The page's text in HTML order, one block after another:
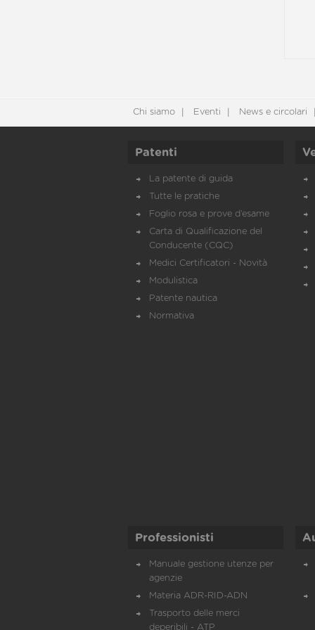
Chi siamo Eventi News e circolari
Patenti
La patente di guida
Tutte le pratiche
Foglio rosa e prove d’esame
Carta di Qualificazione del
Conducente (CQC)
Medici Certificatori - Novità
Modulistica
Patente nautica
Normativa
Professionisti
Manuale gestione utenze per
agenzie
Materia ADR-RID-ADN
Trasporto delle merci
deperibili - ATP